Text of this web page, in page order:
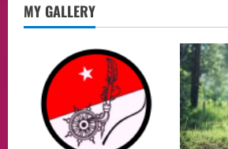
MY GALLERY